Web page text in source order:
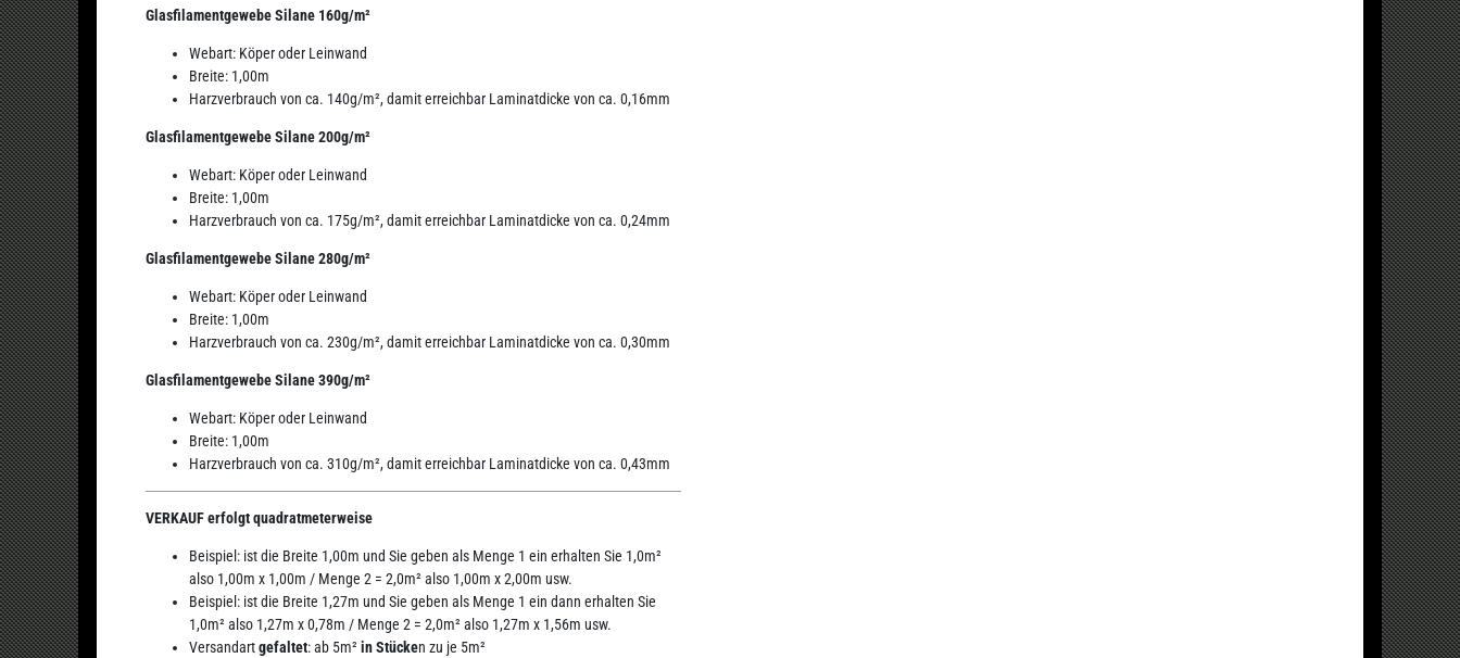
Glasfilamentgewebe Silane 160g/m²
Webart: Köper oder Leinwand
Breite: 1,00m
Harzverbrauch von ca. 140g/m², damit erreichbar Laminatdicke von ca. 0,16mm
Glasfilamentgewebe Silane 200g/m²
Webart: Köper oder Leinwand
Breite: 1,00m
Harzverbrauch von ca. 175g/m², damit erreichbar Laminatdicke von ca. 0,24mm
Glasfilamentgewebe Silane 280g/m²
Webart: Köper oder Leinwand
Breite: 1,00m
Harzverbrauch von ca. 230g/m², damit erreichbar Laminatdicke von ca. 0,30mm
Glasfilamentgewebe Silane 390g/m²
Webart: Köper oder Leinwand
Breite: 1,00m
Harzverbrauch von ca. 310g/m², damit erreichbar Laminatdicke von ca. 0,43mm
VERKAUF erfolgt quadratmeterweise
Beispiel: ist die Breite 1,00m und Sie geben als Menge 1 ein erhalten Sie 1,0m²
also 1,00m x 1,00m / Menge 2 = 2,0m² also 1,00m x 2,00m usw.
Beispiel: ist die Breite 1,27m und Sie geben als Menge 1 ein dann erhalten Sie
1,0m² also 1,27m x 0,78m / Menge 2 = 2,0m² also 1,27m x 1,56m usw.
Versandartgefaltet: ab 5m² in Stücken zu je 5m²